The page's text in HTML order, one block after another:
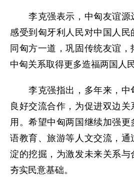
李克强表示，中匈友谊源
感受到匈牙利人民对中国人
同匈方一道，巩固传统友谊
中匈关系取得更多造福两国人
李克强指出，多年来，中
良好交流合作，为促进双边
用。希望中匈两国继续加强更
语教育、旅游等人文交流，通
淀的挖掘，为激发未来关系与
夯实民意基础。